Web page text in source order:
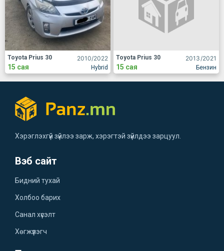
2010/2022
Hybrid
Toyota Prius 30
15 сая
2013/2021
Бензин
Toyota Prius 30
15 сая
Хэрэглэхгүй зүйлээ зарж, хэрэгтэй зүйлдээ зарцуул.
Вэб сайт
Бидний тухай
Холбоо барих
Санал хүсэлт
Хөгжүүлэгч